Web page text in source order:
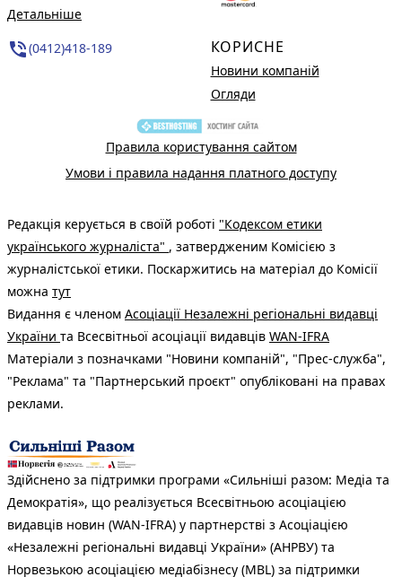
Детальніше
phone_in_talk(0412)418-189 КОРИСНЕ
Новини компаній
Огляди
Правила користування сайтом
Умови і правила надання платного доступу
Редакція керується в своїй роботі "Кодексом етики
українського журналіста" , затвердженим Комісією з
журналістської етики. Поскаржитись на матеріал до Комісії
можна тут
Видання є членом Асоціації Незалежні регіональні видавці
України та Всесвітньої асоціації видавців WAN-IFRA
Матеріали з позначками "Новини компаній", "Прес-служба",
"Реклама" та "Партнерський проєкт" опубліковані на правах
реклами.
Здійснено за підтримки програми «Сильніші разом: Медіа та
Демократія», що реалізується Всесвітньою асоціацією
видавців новин (WAN-IFRA) у партнерстві з Асоціацією
«Незалежні регіональні видавці України» (АНРВУ) та
Норвезькою асоціацією медіабізнесу (MBL) за підтримки